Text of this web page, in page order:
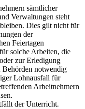
sämtlicher
Verwaltungen steht
Dies gilt nicht für
der
Feiertagen
solche Arbeiten, die
zur Erledigung
Behörden notwendig
Lohnausfall für
Arbeitnehmern
der Unterricht.